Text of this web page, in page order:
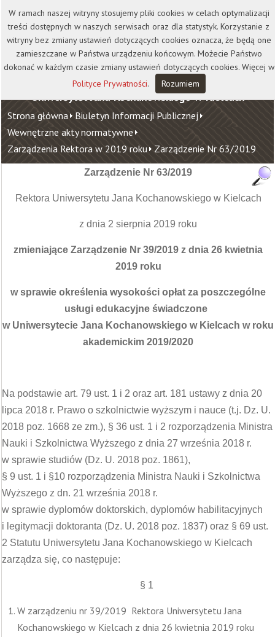
Kontakt Biblioteka
Wydawnictwo
Wirtualna Uczelnia
Uniwersytet Jana Kochanowskiego w Kielcach
Strona główna Biuletyn Informacji Publicznej
Wewnętrzne akty normatywne
Zarządzenia Rektora w 2019 roku Zarządzenie Nr 63/2019
Zarządzenie Nr 63/2019
Rektora Uniwersytetu Jana Kochanowskiego w Kielcach
z dnia 2 sierpnia 2019 roku
zmieniające Zarządzenie Nr 39/2019 z dnia 26 kwietnia
2019 roku
w sprawie określenia wysokości opłat za poszczególne
usługi edukacyjne świadczone
w Uniwersytecie Jana Kochanowskiego w Kielcach w roku
akademickim 2019/2020
Na podstawie art. 79 ust. 1 i 2 oraz art. 181 ustawy z dnia 20
lipca 2018 r. Prawo o szkolnictwie wyższym i nauce (t.j. Dz. U.
2018 poz. 1668 ze zm.), § 36 ust. 1 i 2 rozporządzenia Ministra
Nauki i Szkolnictwa Wyższego z dnia 27 września 2018 r.
w sprawie studiów (Dz. U. 2018 poz. 1861),
§ 9 ust. 1 i §10 rozporządzenia Ministra Nauki i Szkolnictwa
Wyższego z dn. 21 września 2018 r.
w sprawie dyplomów doktorskich, dyplomów habilitacyjnych
i legitymacji doktoranta (Dz. U. 2018 poz. 1837) oraz § 69 ust.
2 Statutu Uniwersytetu Jana Kochanowskiego w Kielcach
zarządza się, co następuje:
§ 1
W zarządzeniu nr 39/2019 Rektora Uniwersytetu Jana
Kochanowskiego w Kielcach z dnia 26 kwietnia 2019 roku
W ramach naszej witryny stosujemy pliki cookies w celach optymalizacji
treści dostępnych w naszych serwisach oraz dla statystyk. Korzystanie z
witryny bez zmiany ustawień dotyczących cookies oznacza, że będą one
zamieszczane w Państwa urządzeniu końcowym. Możecie Państwo
dokonać w każdym czasie zmiany ustawień dotyczących cookies. Więcej w
Polityce Prywatności. Rozumiem